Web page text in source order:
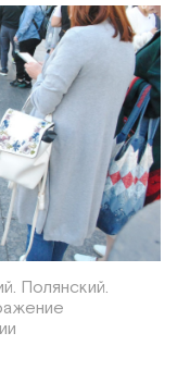
Полянский.